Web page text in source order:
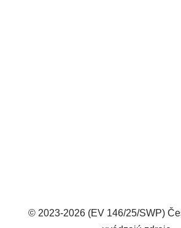
© 2023-2026 (EV 146/25/SWP)